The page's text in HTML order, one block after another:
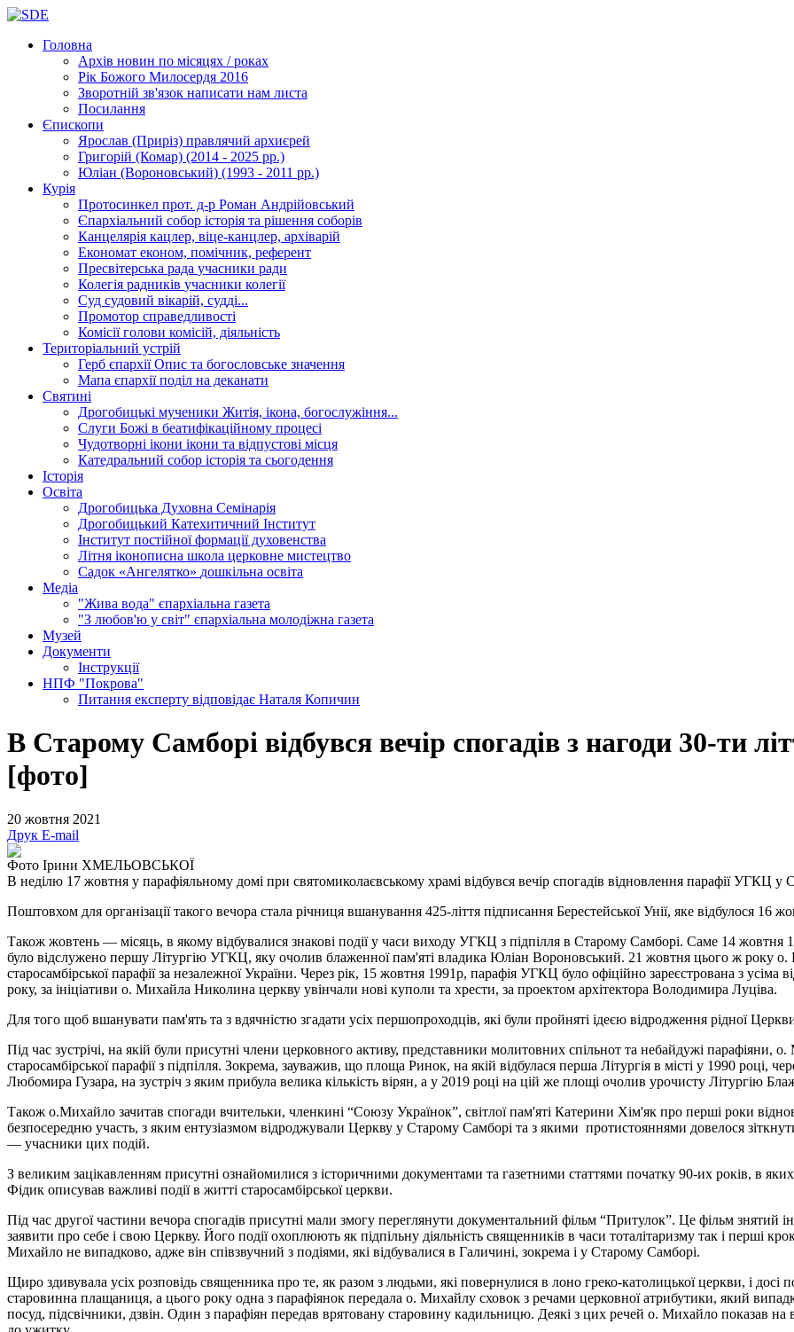
Головна
Архів новин по місяцях / роках
Рік Божого Милосердя 2016
Зворотній зв'язок написати нам листа
Посилання
Єпископи
Ярослав (Приріз) правлячий архиєрей
Григорій (Комар) (2014 - 2025 рр.)
Юліан (Вороновський) (1993 - 2011 рр.)
Курія
Протосинкел прот. д-р Роман Андрійовський
Єпархіальний собор історія та рішення соборів
Канцелярія кацлер, віце-канцлер, архіварій
Економат економ, помічник, референт
Пресвітерська рада учасники ради
Колегія радників учасники колегії
Суд судовий вікарій, судді...
Промотор справедливості
Комісіїголови комісій, діяльність
Територіальний устрій
Герб єпархіїОпис та богословське значення
Мапа єпархіїподіл на деканати
Святині
Дрогобицькі мученики Житія, ікона, богослужіння...
Слуги Божі в беатифікаційному процесі
Чудотворні ікони ікони та відпустові місця
Катедральний собор історія та сьогодення
Історія
Освіта
Дрогобицька Духовна Семінарія
Дрогобицький Катехитичний Інститут
Інститут постійної формації духовенства
Літня іконописна школа церковне мистецтво
Садок «Ангелятко» дошкільна освіта
Медіа
"Жива вода" єпархіальна газета
"З любов'ю у світ" єпархіальна молодіжна газета
Музей
Документи
Інструкції
НПФ "Покрова"
Питання експерту відповідає Наталя Копичин
В Старому Самборі відбувся вечір спогадів з нагоди 30-ти
[фото]
20 жовтня 2021
Друк E-mail
Фото Ірини ХМЕЛЬОВСЬКОЇ
В неділю 17 жовтня у парафіяльному домі при святомиколаєвському храмі відбувся вечір спогадів відновлення парафії УГКЦ у
Поштовхом для організації такого вечора стала річниця вшанування 425-ліття підписання Берестейської Унії, яке відбулося 16
Також жовтень — місяць, в якому відбувалися знакові події у часи виходу УГКЦ з підпілля в Старому Самборі. Саме 14
було відслужено першу Літургію УГКЦ, яку очолив блаженної пам'яті владика Юліан Вороновський. 21 жовтня цього ж року
старосамбірської парафії за незалежної України. Через рік, 15 жовтня 1991р, парафія УГКЦ було офіційно зареєстрована з
року, за ініціативи о. Михайла Николина церкву увінчали нові куполи та хрести, за проектом архітектора Володимира Луціва.
Для того щоб вшанувати пам'ять та з вдячністю згадати усіх першопроходців, які були пройняті ідеєю відродження рідної
Під час зустрічі, на якій були присутні члени церковного активу, представники молитовних спільнот та небайдужі
старосамбірської парафії з підпілля. Зокрема, зауважив, що площа Ринок, на якій відбулася перша Літургія в місті у 1990 році,
Любомира Гузара, на зустріч з яким прибула велика кількість вірян, а у 2019 році на цій же площі очолив урочисту Літургію
Також о.Михайло зачитав спогади вчительки, членкині “Союзу Українок”, світлої пам'яті Катерини Хім'як про перші роки
безпосередню участь, з яким ентузіазмом відроджували Церкву у Старому Самборі та з якими протистояннями довелося
— учасники цих подій.
З великим зацікавленням присутні ознайомилися з історичними документами та газетними статтями початку 90-их років, в
Фідик описував важливі події в житті старосамбірської церкви.
Під час другої частини вечора спогадів присутні мали змогу переглянути документальний фільм “Притулок”. Це фільм
заявити про себе і свою Церкву. Його події охоплюють як підпільну діяльність священників в часи тоталітаризму так і перші
Михайло не випадково, адже він співзвучний з подіями, які відбувалися в Галичині, зокрема і у Старому Самборі.
Щиро здивувала усіх розповідь священника про те, як разом з людьми, які повернулися в лоно греко-католицької церкви, і досі
старовинна плащаниця, а цього року одна з парафіянок передала о. Михайлу сховок з речами церковної атрибутики, який
посуд, підсвічники, дзвін. Один з парафіян передав врятовану старовину кадильницю. Деякі з цих речей о. Михайло показав на